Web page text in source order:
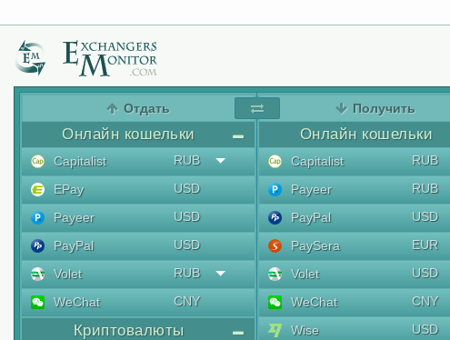
Отдать
Онлайн кошельки
Capitalist
RUB
EPay
USD
Payeer
USD
PayPal
USD
Volet
RUB
WeChat
CNY
Криптовалюты
Получить
Онлайн кошельки
Capitalist
RUB
Payeer
RUB
PayPal
USD
PaySera
EUR
Volet
USD
WeChat
CNY
Wise
USD